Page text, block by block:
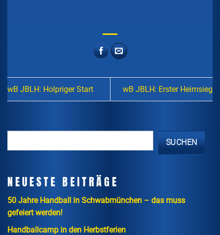
wB JBLH: Holpriger Start wB JBLH: Erster Heimsieg
SUCHEN
NEUESTE BEITRÄGE
50 Jahre Handball in Schwabmünchen – das muss
gefeiert werden!
Handballcamp in den Herbstferien